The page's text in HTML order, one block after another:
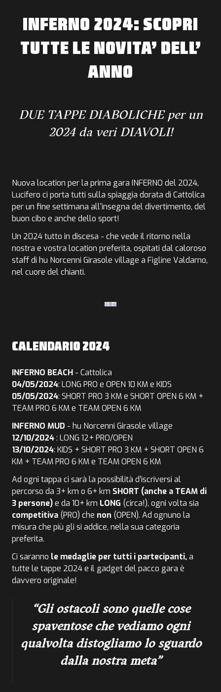
INFERNO 2024: SCOPRI
TUTTE LE NOVITA’ DELL’
ANNO
DUE TAPPE DIABOLICHE per un
2024 da veri DIAVOLI!
Nuova location per la prima gara INFERNO del 2024,
Lucifero ci porta tutti sulla spiaggia dorata di Cattolica
per un fine settimana all'insegna del divertimento, del
buon cibo e anche dello sport!
Un 2024 tutto in discesa - che vede il ritorno nella
nostra e vostra location preferita, ospitati dal caloroso
staff di hu Norcenni Girasole village a Figline Valdarno,
nel cuore del chianti.
CALENDARIO 2024
INFERNO BEACH - Cattolica
04/05/2024: LONG PRO e OPEN 10 KM e KIDS
05/05/2024: SHORT PRO 3 KM e SHORT OPEN 6 KM +
TEAM PRO 6 KM e TEAM OPEN 6 KM
INFERNO MUD - hu Norcenni Girasole village
12/10/2024: LONG 12+ PRO/OPEN
13/10/2024: KIDS + SHORT PRO 3 KM + SHORT OPEN 6
KM + TEAM PRO 6 KM e TEAM OPEN 6 KM
Ad ogni tappa ci sarà la possibilità d’iscriversi al
percorso da 3+ km o 6+ km SHORT (anche a TEAM di
3 persone)e da 10+ km LONG (circa!), ogni volta sia
competitiva (PRO) che non (OPEN). Ad ognuno la
misura che più gli si addice, nella sua categoria
preferita.
Ci saranno le medaglie per tutti i partecipanti,a
tutte le tappe 2024 e il gadget del pacco gara è
davvero originale!
Gli ostacoli sono quelle cose
spaventose che vediamo ogni
qualvolta distogliamo lo sguardo
dalla nostra meta